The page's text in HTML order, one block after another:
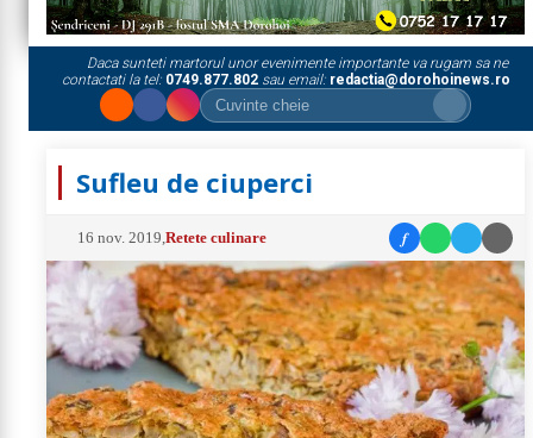
Daca sunteti martorul unor evenimente importante va rugam sa ne
contactati la tel: 0749.877.802sau email: redactia@dorohoinews.ro
Sufleu de ciuperci
16 nov. 2019 ,Retete culinare f